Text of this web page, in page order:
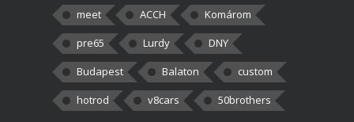
meet ACCH
Komárom
pre65
Lurdy
DNY
Budapest
Balaton
custom
hotrod
v8cars 50brothers